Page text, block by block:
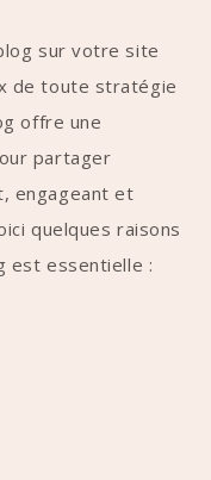
sur votre site
de toute stratégie
offre une
partager
engageant et
quelques raisons
est essentielle :